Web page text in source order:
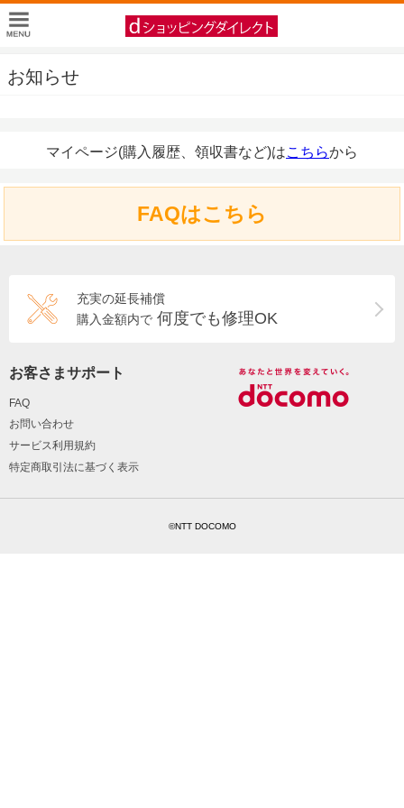
お知らせ
マイページ(購入履歴、領収書など)はこちらから
FAQはこちら
充実の延長補償
購入金額内で 何度でも修理OK
お客さまサポート
FAQ
お問い合わせ
サービス利用規約
特定商取引法に基づく表示
©NTT DOCOMO